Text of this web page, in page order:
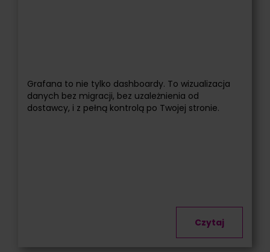
Grafana to nie tylko dashboardy. To wizualizacja
danych bez migracji, bez uzależnienia od
dostawcy, i z pełną kontrolą po Twojej stronie.
Czytaj